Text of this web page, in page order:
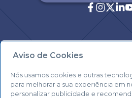
0800 570
Aviso de Cookies
Nós usamos cookies e outras
para melhorar a sua experiência em
personalizar publicidade e